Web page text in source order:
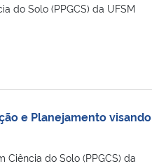
do Solo (PPGCS) da UFSM
e Planejamento visando
do Solo (PPGCS) da